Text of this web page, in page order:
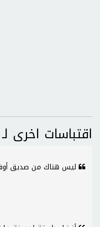
اقتباسات اخرى
ليس هناك من صديق